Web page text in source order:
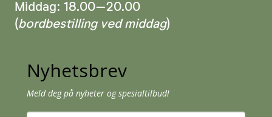
Middag: 18.00–20.00
(bordbestilling ved middag)
Nyhetsbrev
Meld deg på nyheter og spesialtilbud!